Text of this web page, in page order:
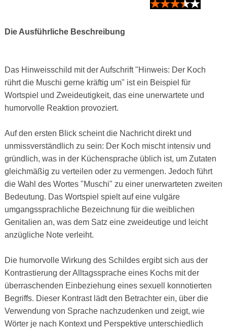
Die Ausführliche Beschreibung
Das Hinweisschild mit der Aufschrift "Hinweis: Der Koch
rührt die Muschi gerne kräftig um" ist ein Beispiel für
Wortspiel und Zweideutigkeit, das eine unerwartete und
humorvolle Reaktion provoziert.
Auf den ersten Blick scheint die Nachricht direkt und
unmissverständlich zu sein: Der Koch mischt intensiv und
gründlich, was in der Küchensprache üblich ist, um Zutaten
gleichmäßig zu verteilen oder zu vermengen. Jedoch führt
die Wahl des Wortes "Muschi" zu einer unerwarteten zweiten
Bedeutung. Das Wortspiel spielt auf eine vulgäre
umgangssprachliche Bezeichnung für die weiblichen
Genitalien an, was dem Satz eine zweideutige und leicht
anzügliche Note verleiht.
Die humorvolle Wirkung des Schildes ergibt sich aus der
Kontrastierung der Alltagssprache eines Kochs mit der
überraschenden Einbeziehung eines sexuell konnotierten
Begriffs. Dieser Kontrast lädt den Betrachter ein, über die
Verwendung von Sprache nachzudenken und zeigt, wie
Wörter je nach Kontext und Perspektive unterschiedlich